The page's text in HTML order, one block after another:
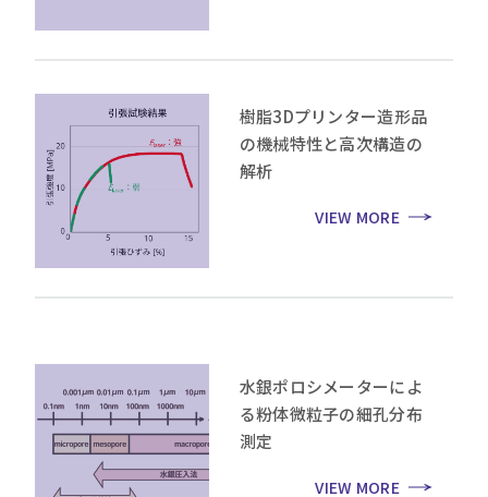
樹脂3Dプリンター造形品
の機械特性と高次構造の
解析
VIEW MORE
水銀ポロシメーターによ
る粉体微粒子の細孔分布
測定
VIEW MORE